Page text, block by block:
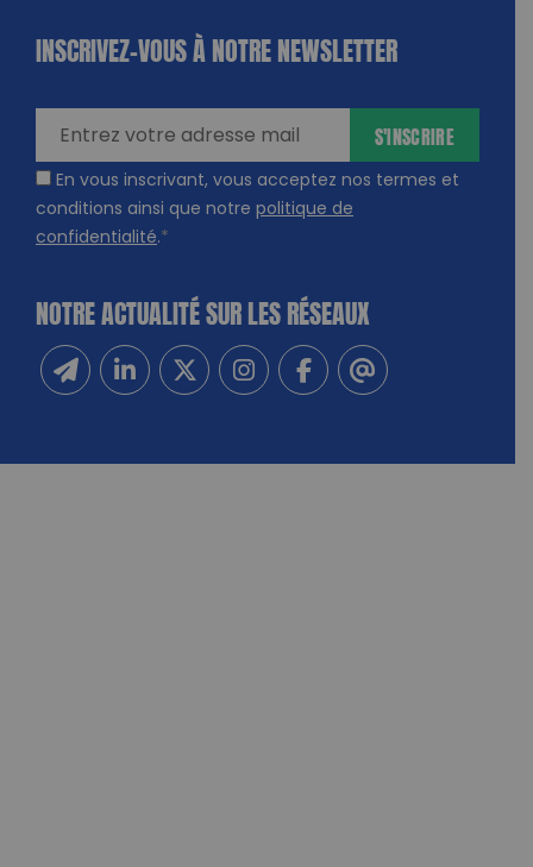
INSCRIVEZ-VOUS À NOTRE NEWSLETTER
En vous inscrivant, vous acceptez nos termes et
conditions ainsi que notre politique de
confidentialité.*
S'INSCRIRE
NOTRE ACTUALITÉ SUR LES RÉSEAUX